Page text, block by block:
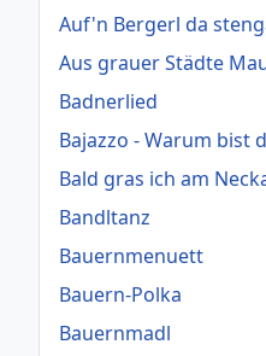
Auf'n Bergerl da
Aus grauer Städte
Badnerlied
Bajazzo - Warum bist
Bald gras ich am
Bandltanz
Bauernmenuett
Bauern-Polka
Bauernmadl